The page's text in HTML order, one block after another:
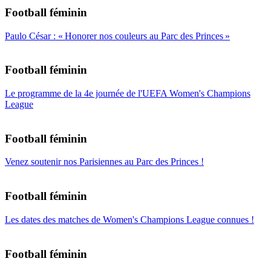
Football féminin
Paulo César : « Honorer nos couleurs au Parc des Princes »
Football féminin
Le programme de la 4e journée de l'UEFA Women's Champions
League
Football féminin
Venez soutenir nos Parisiennes au Parc des Princes !
Football féminin
Les dates des matches de Women's Champions League connues !
Football féminin